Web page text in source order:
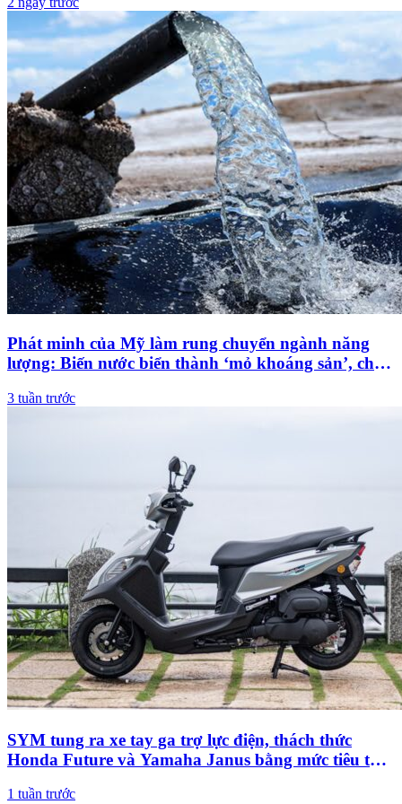
Phát minh của Mỹ làm rung chuyển ngành năng
lượng: Biến nước biển thành ‘mỏ khoáng sản’, chỉ
3 tuần trước
SYM tung ra xe tay ga trợ lực điện, thách thức
Honda Future và Yamaha Janus bằng mức tiêu thụ
1 tuần trước